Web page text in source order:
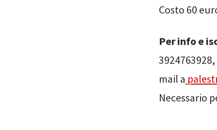
Costo 60
Per info e
mail a
Necessario